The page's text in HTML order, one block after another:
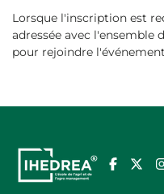
Lorsque l'inscription est
adressée avec l'ensemble
pour rejoindre